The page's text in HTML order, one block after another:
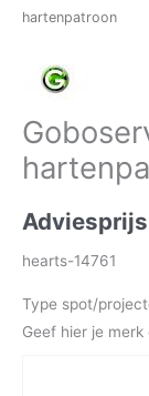
hartenpatroon
Adviesprijs
hearts-14761
Type spot/
Geef hier je